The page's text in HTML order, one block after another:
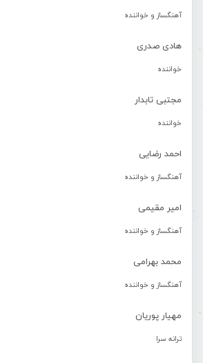
آهنگساز و خواننده
هادی صدری
خواننده
مجتبی تابدار
خواننده
احمد رضایی
آهنگساز و خواننده
امیر مقیمی
آهنگساز و خواننده
محمد بهرامی
آهنگساز و خواننده
مهیار پوریان
ترانه سرا